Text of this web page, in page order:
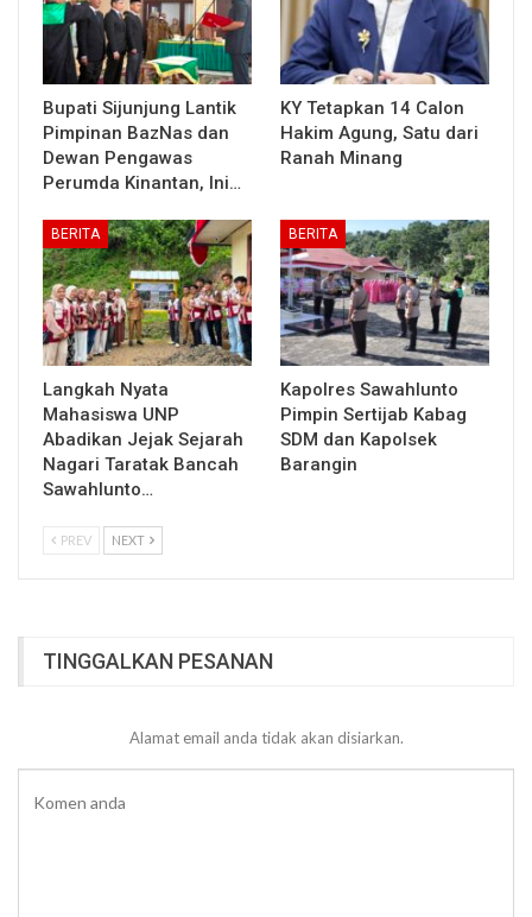
Bupati Sijunjung Lantik
Pimpinan BazNas dan
Dewan Pengawas
Perumda Kinantan, Ini…
KY Tetapkan 14 Calon
Hakim Agung, Satu dari
Ranah Minang
BERITA
Langkah Nyata
Mahasiswa UNP
Abadikan Jejak Sejarah
Nagari Taratak Bancah
Sawahlunto…
BERITA
Kapolres Sawahlunto
Pimpin Sertijab Kabag
SDM dan Kapolsek
Barangin
PREV NEXT
TINGGALKAN PESANAN
Alamat email anda tidak akan disiarkan.